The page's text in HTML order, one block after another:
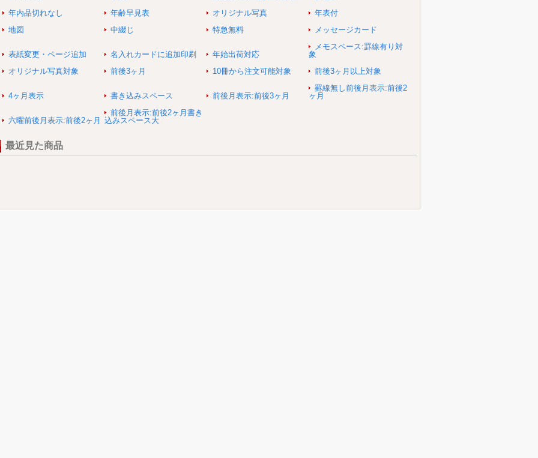
年内品切れなし
年齢早見表 オリジナル写真
年表付
地図
中綴じ 特急無料 メッセージカード
表紙変更・ページ追加 名入れカードに追加印刷 年始出荷対応
メモスペース:罫線有り対
象
オリジナル写真対象
前後3ヶ月 10冊から注文可能対象 前後3ヶ月以上対象
4ヶ月表示 書き込みスペース 前後月表示:前後3ヶ月
罫線無し前後月表示:前後2
ヶ月
六曜前後月表示:前後2ヶ月
前後月表示:前後2ヶ月書き
込みスペース大
最近見た商品